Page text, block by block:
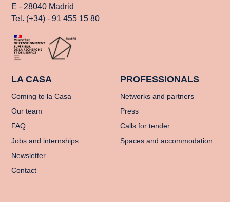
E - 28040 Madrid
Tel. (+34) - 91 455 15 80
LA CASA
Coming to la Casa
Our team
FAQ
Jobs and internships
Newsletter
Contact
PROFESSIONALS
Networks and partners
Press
Calls for tender
Spaces and accommodation